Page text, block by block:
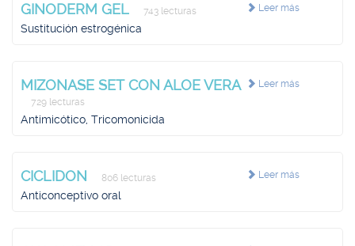
Leer más
GINODERM GEL 743 lecturas
Sustitución estrogénica
Leer más
MIZONASE SET CON ALOE VERA
729 lecturas
Antimicótico, Tricomonicida
Leer más
CICLIDON 806 lecturas
Anticonceptivo oral